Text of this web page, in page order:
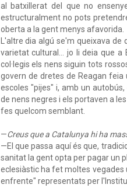
al batxillerat del que no
estructuralment no pots
oberta a la gent menys afavorida.
L'altre dia algú se'm queixava
varietat cultural... jo li deia que a
col·legis els nens siguin tots
govern de dretes de Reagan feia
escoles "pijes" i, amb un
de nens negres i els portaven a
fes quelcom semblant.
—Creus que a Catalunya hi ha
—El que passa aquí és que,
sanitat la gent opta per pagar un
eclesiàstic ha fet moltes vegades
enfrente" representats per